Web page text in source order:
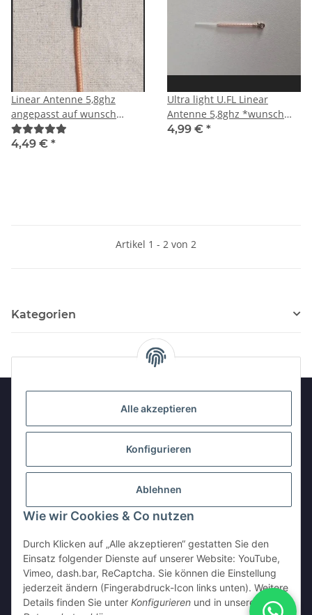
Alle akzeptieren
Konfigurieren
Ablehnen
Wie wir Cookies & Co nutzen
Durch Klicken auf „Alle akzeptieren“ gestatten Sie den
Einsatz folgender Dienste auf unserer Website: YouTube,
Vimeo, dash.bar, ReCaptcha. Sie können die Einstellung
jederzeit ändern (Fingerabdruck-Icon links unten). Weitere
Details finden Sie unter Konfigurieren und in unserer
Linear Antenne 5,8ghz
angepasst auf wunsch
Kanal (ohne Stecker)
4,49 € *
Ultra light U.FL Linear
Antenne 5,8ghz *wunsch
Kanal*
4,99 € *
Artikel 1 - 2 von 2
Kategorien
Informationen
Gesetzliche Informationen
Vertrag widerrufen
* Als Kleinunternehmer im Sinne von § 19 Abs. 1 UStG wird keine